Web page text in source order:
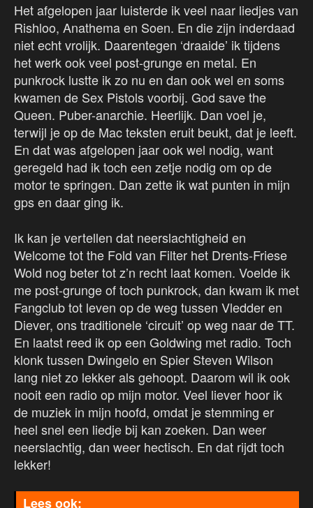
Het afgelopen jaar luisterde ik veel naar liedjes van
Rishloo, Anathema en Soen. En die zijn inderdaad
niet echt vrolijk. Daarentegen ‘draaide’ ik tijdens
het werk ook veel post-grunge en metal. En
punkrock lustte ik zo nu en dan ook wel en soms
kwamen de Sex Pistols voorbij. God save the
Queen. Puber-anarchie. Heerlijk. Dan voel je,
terwijl je op de Mac teksten eruit beukt, dat je leeft.
En dat was afgelopen jaar ook wel nodig, want
geregeld had ik toch een zetje nodig om op de
motor te springen. Dan zette ik wat punten in mijn
gps en daar ging ik.
Ik kan je vertellen dat neerslachtigheid en
Welcome tot the Fold van Filter het Drents-Friese
Wold nog beter tot z’n recht laat komen. Voelde ik
me post-grunge of toch punkrock, dan kwam ik met
Fangclub tot leven op de weg tussen Vledder en
Diever, ons traditionele ‘circuit’ op weg naar de TT.
En laatst reed ik op een Goldwing met radio. Toch
klonk tussen Dwingelo en Spier Steven Wilson
lang niet zo lekker als gehoopt. Daarom wil ik ook
nooit een radio op mijn motor. Veel liever hoor ik
de muziek in mijn hoofd, omdat je stemming er
heel snel een liedje bij kan zoeken. Dan weer
neerslachtig, dan weer hectisch. En dat rijdt toch
lekker!